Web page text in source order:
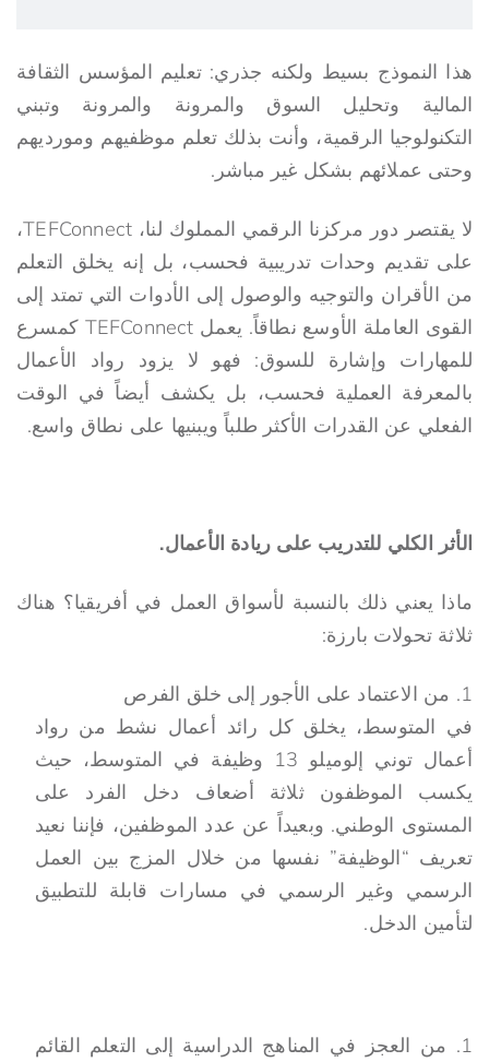
هذا النموذج بسيط ولكنه جذري: تعليم المؤسس الثقافة
المالية وتحليل السوق والمرونة والمرونة وتبني
التكنولوجيا الرقمية، وأنت بذلك تعلم موظفيهم ومورديهم
وحتى عملائهم بشكل غير مباشر.
لا يقتصر دور مركزنا الرقمي المملوك لنا، TEFConnect،
على تقديم وحدات تدريبية فحسب، بل إنه يخلق التعلم
من الأقران والتوجيه والوصول إلى الأدوات التي تمتد إلى
القوى العاملة الأوسع نطاقاً. يعمل TEFConnect كمسرع
للمهارات وإشارة للسوق: فهو لا يزود رواد الأعمال
بالمعرفة العملية فحسب، بل يكشف أيضاً في الوقت
الفعلي عن القدرات الأكثر طلباً ويبنيها على نطاق واسع.
الأثر الكلي للتدريب على ريادة الأعمال.
ماذا يعني ذلك بالنسبة لأسواق العمل في أفريقيا؟ هناك
ثلاثة تحولات بارزة:
من الاعتماد على الأجور إلى خلق الفرص
في المتوسط، يخلق كل رائد أعمال نشط من رواد
أعمال توني إلوميلو 13 وظيفة في المتوسط، حيث
يكسب الموظفون ثلاثة أضعاف دخل الفرد على
المستوى الوطني. وبعيداً عن عدد الموظفين، فإننا نعيد
تعريف “الوظيفة” نفسها من خلال المزج بين العمل
الرسمي وغير الرسمي في مسارات قابلة للتطبيق
لتأمين الدخل.
من العجز في المناهج الدراسية إلى التعلم القائم